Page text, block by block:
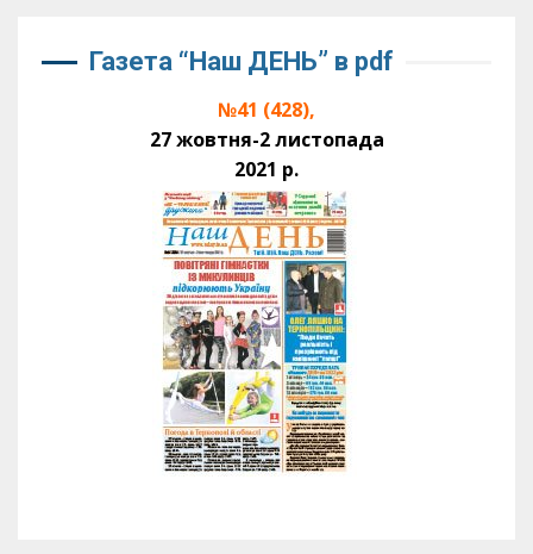
Газета “Наш ДЕНЬ” в pdf
№41 (428),
27 жовтня-2 листопада
2021 р.